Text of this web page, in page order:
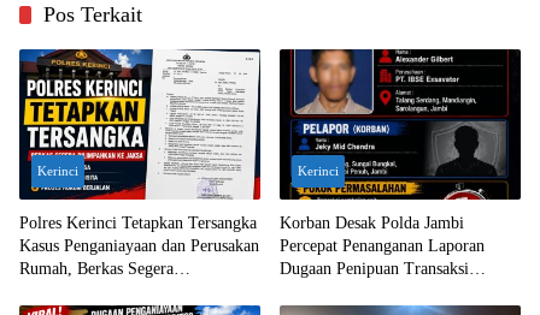
Pos Terkait
Kerinci
Polres Kerinci Tetapkan Tersangka
Kasus Penganiayaan dan Perusakan
Rumah, Berkas Segera
Kerinci
Korban Desak Polda Jambi
Percepat Penanganan Laporan
Dugaan Penipuan Transaksi